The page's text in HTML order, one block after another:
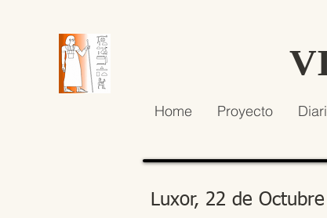
Home Proyecto
Luxor, 22 de